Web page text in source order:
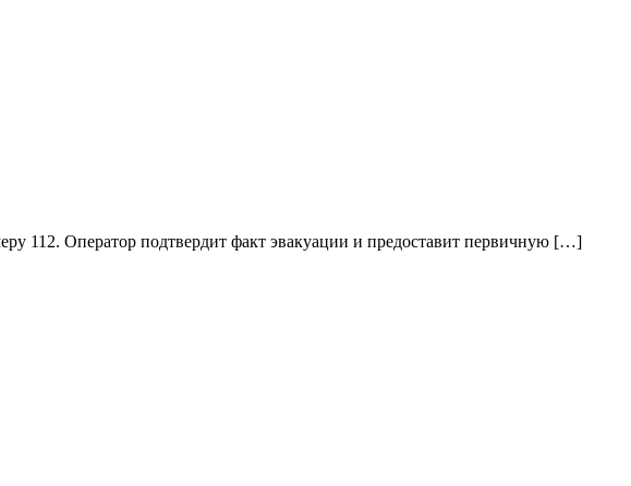
112. Оператор подтвердит факт эвакуации и предоставит первичную […]